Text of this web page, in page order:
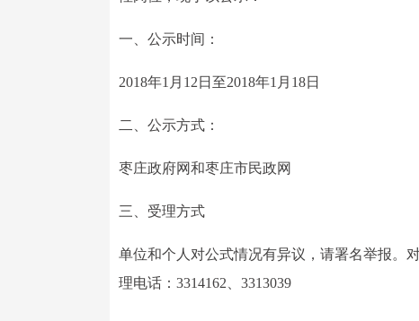
一、公示时间：
2018年1月12日至2018年1月18日
二、公示方式：
枣庄政府网和枣庄市民政网
三、受理方式
单位和个人对公式情况有异议，请署名举报。
理电话：3314162、3313039